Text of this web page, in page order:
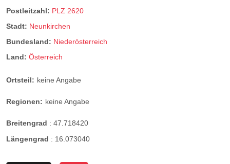
Postleitzahl: PLZ 2620
Stadt: Neunkirchen
Bundesland: Niederösterreich
Land: Österreich
Ortsteil: keine Angabe
Regionen: keine Angabe
Breitengrad : 47.718420
Längengrad : 16.073040